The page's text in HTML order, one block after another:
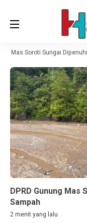
Mas Soroti Sungai Dipenuhi
DPRD Gunung Mas
Sampah
2 menit yang lalu